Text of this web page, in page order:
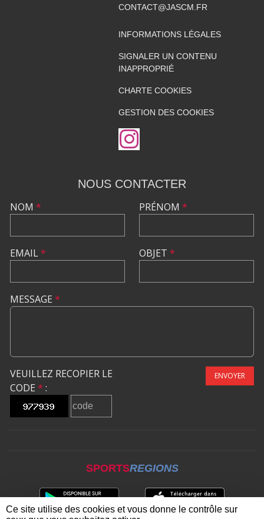
CONTACT@JASCM.FR
INFORMATIONS LÉGALES
SIGNALER UN CONTENU
INAPPROPRIÉ
CHARTE COOKIES
GESTION DES COOKIES
NOUS CONTACTER
NOM *
EMAIL*
PRÉNOM *
OBJET *
MESSAGE *
VEUILLEZ RECOPIER LE
CODE * :
ENVOYER
SPORTSREGIONS
Ce site utilise des cookies et vous donne le contrôle sur